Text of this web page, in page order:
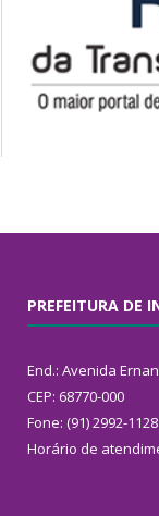
PREFEITURA DE
End.: Avenida
CEP: 68770-000
Fone: (91) 2992-1128
Horário de